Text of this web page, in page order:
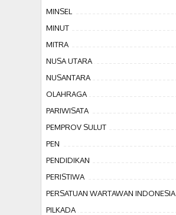
MINSEL
MINUT
MITRA
NUSA UTARA
NUSANTARA
OLAHRAGA
PARIWISATA
PEMPROV SULUT
PEN
PENDIDIKAN
PERISTIWA
PERSATUAN WARTAWAN INDONESIA
PILKADA